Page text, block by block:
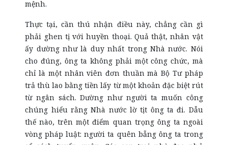
mệnh.
Thực tại, cần thú nhận điều này, chẳng cần gì
phải ghen tị với huyền thoại. Quả thật, nhân vật
ấy dường như là duy nhất trong Nhà nước. Nói
cho đúng, ông ta không phải một công chức, mà
chỉ là một nhân viên đơn thuần mà Bộ Tư pháp
trả thù lao bằng tiền lấy từ một khoản đặc biệt rút
từ ngân sách. Dường như người ta muốn công
chúng hiểu rằng Nhà nước lờ tịt ông ta đi. Dẫu
thế nào, trên một điểm quan trọng ông ta ngoài
vòng pháp luật: người ta quên bẵng ông ta trong